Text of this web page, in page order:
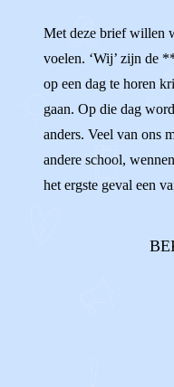
NEGATIEF
MISSEN
HOUDEN VAN
Met deze brief willen
voelen. ‘Wij’ zijn de
op een dag te horen
gaan. Op die dag
anders. Veel van ons
andere school,
het ergste geval een